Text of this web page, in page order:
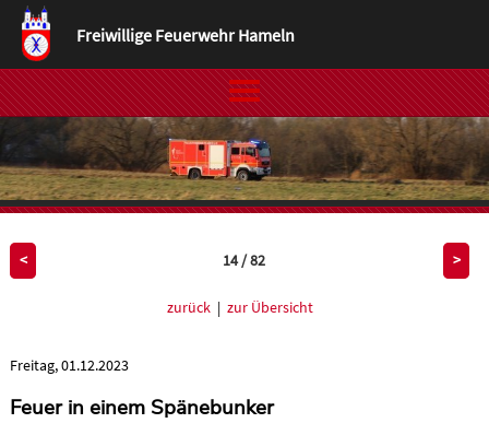
< 14 / 82 >
zurück| zur Übersicht
Freitag, 01.12.2023
Feuer in einem Spänebunker
Freiwillige Feuerwehr Hameln